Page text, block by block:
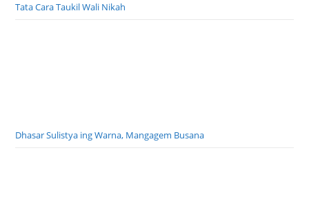
Tata Cara Taukil Wali Nikah
Dhasar Sulistya ing Warna, Mangagem Busana